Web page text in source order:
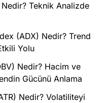
Teknik Analizde
(ADX) Nedir? Trend
Yolu
Nedir? Hacim ve
Gücünü Anlama
Nedir? Volatiliteyi